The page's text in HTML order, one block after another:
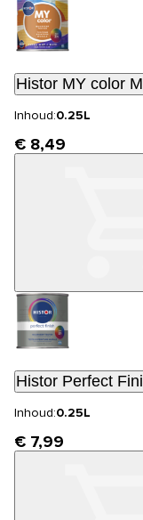
Histor MY color
Inhoud:0.25L
€ 8,49
Histor Perfect
Inhoud:0.25L
€ 7,99